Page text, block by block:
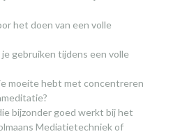
het doen van een volle
gebruiken tijdens een volle
moeite hebt met concentreren
bijzonder goed werkt bij het
Mediatietechniek of